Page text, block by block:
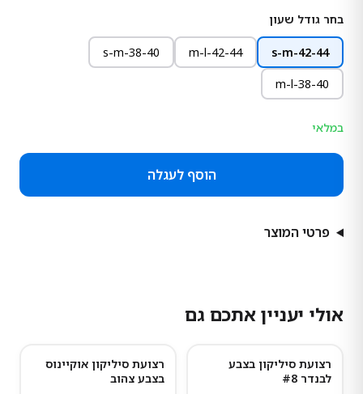
בחר גודל שעון
s-m-42-44
m-l-42-44
s-m-38-40
m-l-38-40
במלאי
הוסף לעגלה
פרטי המוצר
אולי יעניין אתכם גם
רצועת סיליקון בצבע
לבנדר #8
רצועת סיליקון אוקיינוס
בצבע צהוב